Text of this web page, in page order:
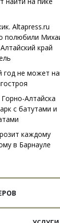
Altapress.ru
полюбили
край
год не может
Алтайска
с батутами и
каждому
в Барнауле